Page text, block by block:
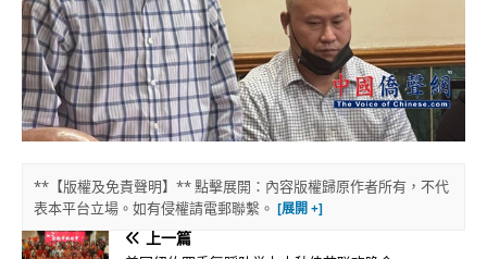
**【版權及免責聲明】** 點擊展開：內容版權歸原作者所有，不代
表本平台立場。如有侵權請電郵聯繫。
上一篇